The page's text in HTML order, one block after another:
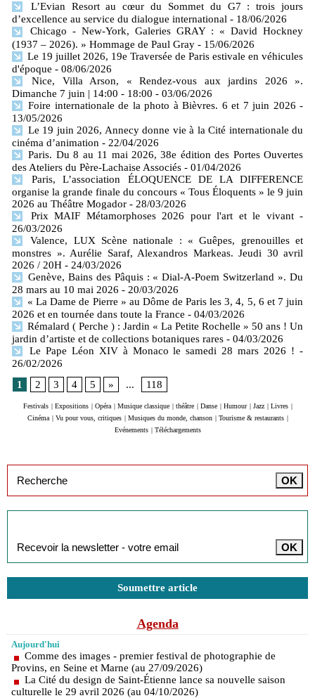
L’Evian Resort au cœur du Sommet du G7 : trois jours
d’excellence au service du dialogue international - 18/06/2026
Chicago - New-York, Galeries GRAY : « David Hockney
(1937 – 2026). » Hommage de Paul Gray - 15/06/2026
Le 19 juillet 2026, 19e Traversée de Paris estivale en véhicules
d'époque - 08/06/2026
Nice, Villa Arson, « Rendez-vous aux jardins 2026 ».
Dimanche 7 juin | 14:00 - 18:00 - 03/06/2026
Foire internationale de la photo à Bièvres. 6 et 7 juin 2026 -
13/05/2026
Le 19 juin 2026, Annecy donne vie à la Cité internationale du
cinéma d’animation - 22/04/2026
Paris. Du 8 au 11 mai 2026, 38e édition des Portes Ouvertes
des Ateliers du Père-Lachaise Associés - 01/04/2026
Paris, L’association ÉLOQUENCE DE LA DIFFERENCE
organise la grande finale du concours « Tous Éloquents » le 9 juin
2026 au Théâtre Mogador - 28/03/2026
Prix MAIF Métamorphoses 2026 pour l'art et le vivant -
26/03/2026
Valence, LUX Scène nationale : « Guêpes, grenouilles et
monstres ». Aurélie Saraf, Alexandros Markeas. Jeudi 30 avril
2026 / 20H - 24/03/2026
Genève, Bains des Pâquis : « Dial-A-Poem Switzerland ». Du
28 mars au 10 mai 2026 - 20/03/2026
« La Dame de Pierre » au Dôme de Paris les 3, 4, 5, 6 et 7 juin
2026 et en tournée dans toute la France - 04/03/2026
Rémalard ( Perche ) : Jardin « La Petite Rochelle » 50 ans ! Un
jardin d’artiste et de collections botaniques rares - 04/03/2026
Le Pape Léon XIV à Monaco le samedi 28 mars 2026 ! -
26/02/2026
1
2 3 4 5 » ... 118
Festivals | Expositions | Opéra | Musique classique | théâtre | Danse | Humour | Jazz | Livres |
Cinéma | Vu pour vous, critiques | Musiques du monde, chanson | Tourisme & restaurants |
Evénements | Téléchargements
Soumettre article
Agenda
Aujourd'hui
Comme des images - premier festival de photographie de
Provins, en Seine et Marne (au 27/09/2026)
La Cité du design de Saint-Étienne lance sa nouvelle saison
culturelle le 29 avril 2026 (au 04/10/2026)